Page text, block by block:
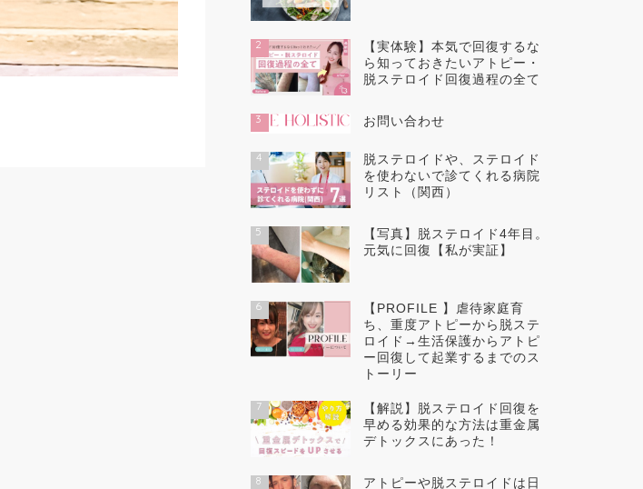
2
【実体験】本気で回復するな
ら知っておきたいアトピー・
脱ステロイド回復過程の全て
3 お問い合わせ
4
脱ステロイドや、ステロイド
を使わないで診てくれる病院
リスト（関西）
5
【写真】脱ステロイド4年目。
元気に回復【私が実証】
6
【PROFILE 】虐待家庭育
ち、重度アトピーから脱ステ
ロイド→生活保護からアトピ
ー回復して起業するまでのス
トーリー
7
【解説】脱ステロイド回復を
早める効果的な方法は重金属
デトックスにあった！
8
アトピーや脱ステロイドは日